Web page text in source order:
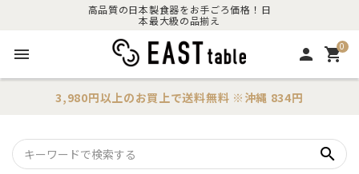
高品質の日本製食器をお手ごろ価格！日
本最大級の品揃え
menu person 0
shopping_cart
3,980円以上のお買上で送料無料 ※沖縄 834円
search
〜
価格が安い順
価格が高い順
在庫なし商品